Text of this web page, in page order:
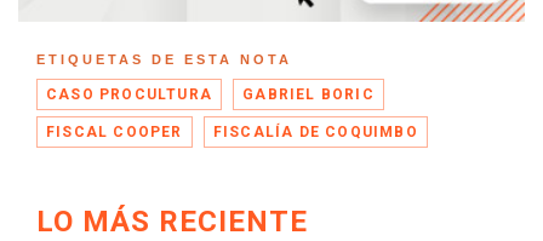
ETIQUETAS DE ESTA NOTA
CASO PROCULTURA GABRIEL BORIC
FISCAL COOPER FISCALÍA DE COQUIMBO
LO MÁS RECIENTE